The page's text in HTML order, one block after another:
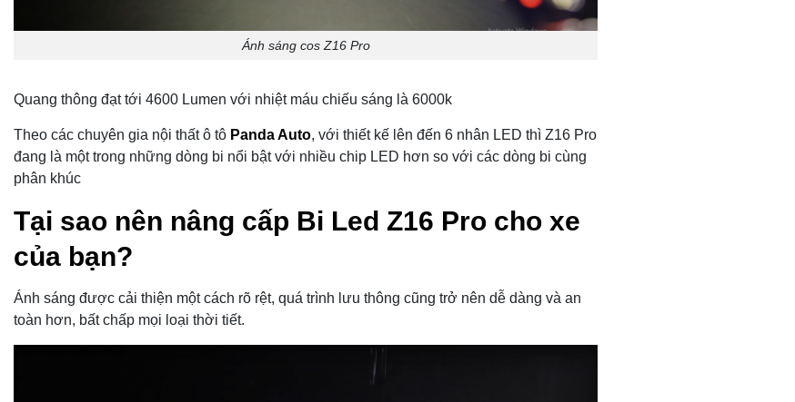
Ánh sáng cos Z16 Pro
Quang thông đạt tới 4600 Lumen với nhiệt máu chiếu sáng là 6000k
Theo các chuyên gia nội thất ô tô Panda Auto, với thiết kế lên đến 6 nhân LED thì Z16 Pro
đang là một trong những dòng bi nổi bật với nhiều chip LED hơn so với các dòng bi cùng
phân khúc
Tại sao nên nâng cấp Bi Led Z16 Pro cho xe
của bạn?
Ánh sáng được cải thiện một cách rõ rệt, quá trình lưu thông cũng trở nên dễ dàng và an
toàn hơn, bất chấp mọi loại thời tiết.